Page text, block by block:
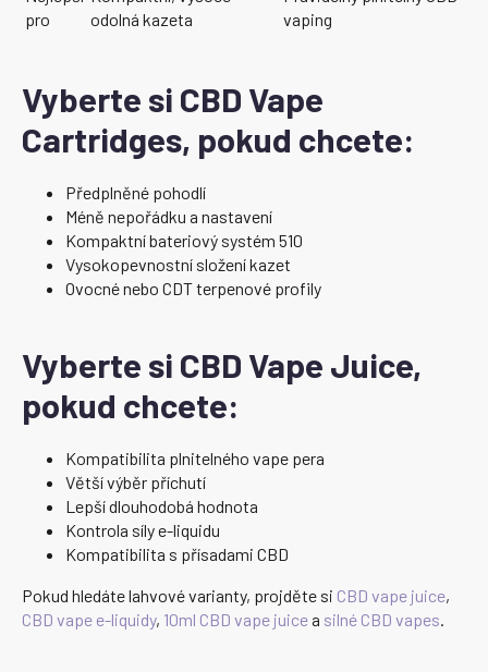
pro
odolná kazeta
vaping
Vyberte si CBD Vape
Cartridges, pokud chcete:
Předplněné pohodlí
Méně nepořádku a nastavení
Kompaktní bateriový systém 510
Vysokopevnostní složení kazet
Ovocné nebo CDT terpenové profily
Vyberte si CBD Vape Juice,
pokud chcete:
Kompatibilita plnitelného vape pera
Větší výběr příchutí
Lepší dlouhodobá hodnota
Kontrola síly e-liquidu
Kompatibilita s přísadami CBD
Pokud hledáte lahvové varianty, projděte si CBD vape juice,
CBD vape e-liquidy, 10ml CBD vape juicea silné CBD vapes.